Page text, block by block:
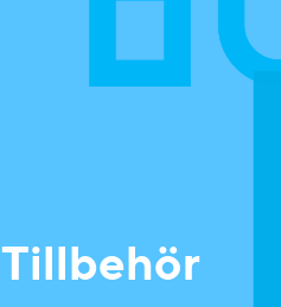
Tillbehör